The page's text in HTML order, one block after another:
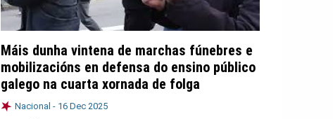
Máis dunha vintena de marchas fúnebres e
mobilizacións en defensa do ensino público
galego na cuarta xornada de folga
Nacional - 16 Dec 2025